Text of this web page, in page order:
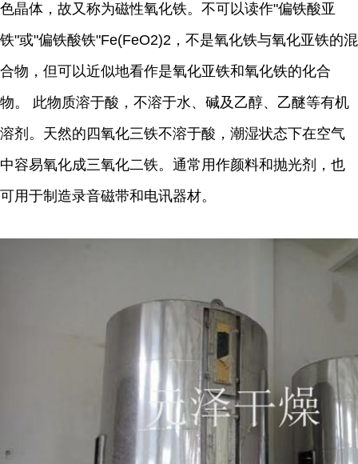
色晶体，故又称为磁性氧化铁。不可以读作"偏铁酸亚
铁"或"偏铁酸铁"Fe(FeO2)2，不是氧化铁与氧化亚铁的混
合物，但可以近似地看作是氧化亚铁和氧化铁的化合
物。 此物质溶于酸，不溶于水、碱及乙醇、乙醚等有机
溶剂。天然的四氧化三铁不溶于酸，潮湿状态下在空气
中容易氧化成三氧化二铁。通常用作颜料和抛光剂，也
可用于制造录音磁带和电讯器材。